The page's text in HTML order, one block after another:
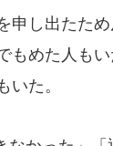
申し出たた
もめた人も
いた。